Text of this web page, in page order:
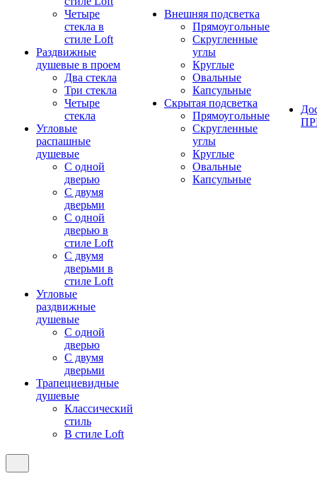
Четыре
стекла в
стиле Loft
Раздвижные
душевые в проем
Два стекла
Три стекла
Четыре
стекла
Угловые
распашные
душевые
С одной
дверью
С двумя
дверьми
С одной
дверью в
стиле Loft
С двумя
дверьми в
стиле Loft
Угловые
раздвижные
душевые
С одной
дверью
С двумя
дверьми
Трапециевидные
душевые
Классический
стиль
В стиле Loft
Внешняя подсветка
Прямоугольные
Скругленные
углы
Круглые
Овальные
Капсульные
Скрытая подсветка
Прямоугольные
Скругленные
углы
Круглые
Овальные
Капсульные